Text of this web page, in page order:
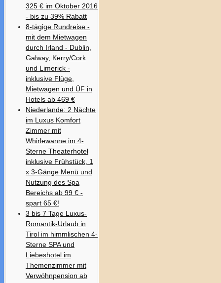
325 € im Oktober 2016
- bis zu 39% Rabatt
8-tägige Rundreise -
mit dem Mietwagen
durch Irland - Dublin,
Galway, Kerry/Cork
und Limerick -
inklusive Flüge,
Mietwagen und ÜF in
Hotels ab 469 €
Niederlande: 2 Nächte
im Luxus Komfort
Zimmer mit
Whirlewanne im 4-
Sterne Theaterhotel
inklusive Frühstück, 1
x 3-Gänge Menü und
Nutzung des Spa
Bereichs ab 99 € -
spart 65 €!
3 bis 7 Tage Luxus-
Romantik-Urlaub in
Tirol im himmlischen 4-
Sterne SPA und
Liebeshotel im
Themenzimmer mit
Verwöhnpension ab